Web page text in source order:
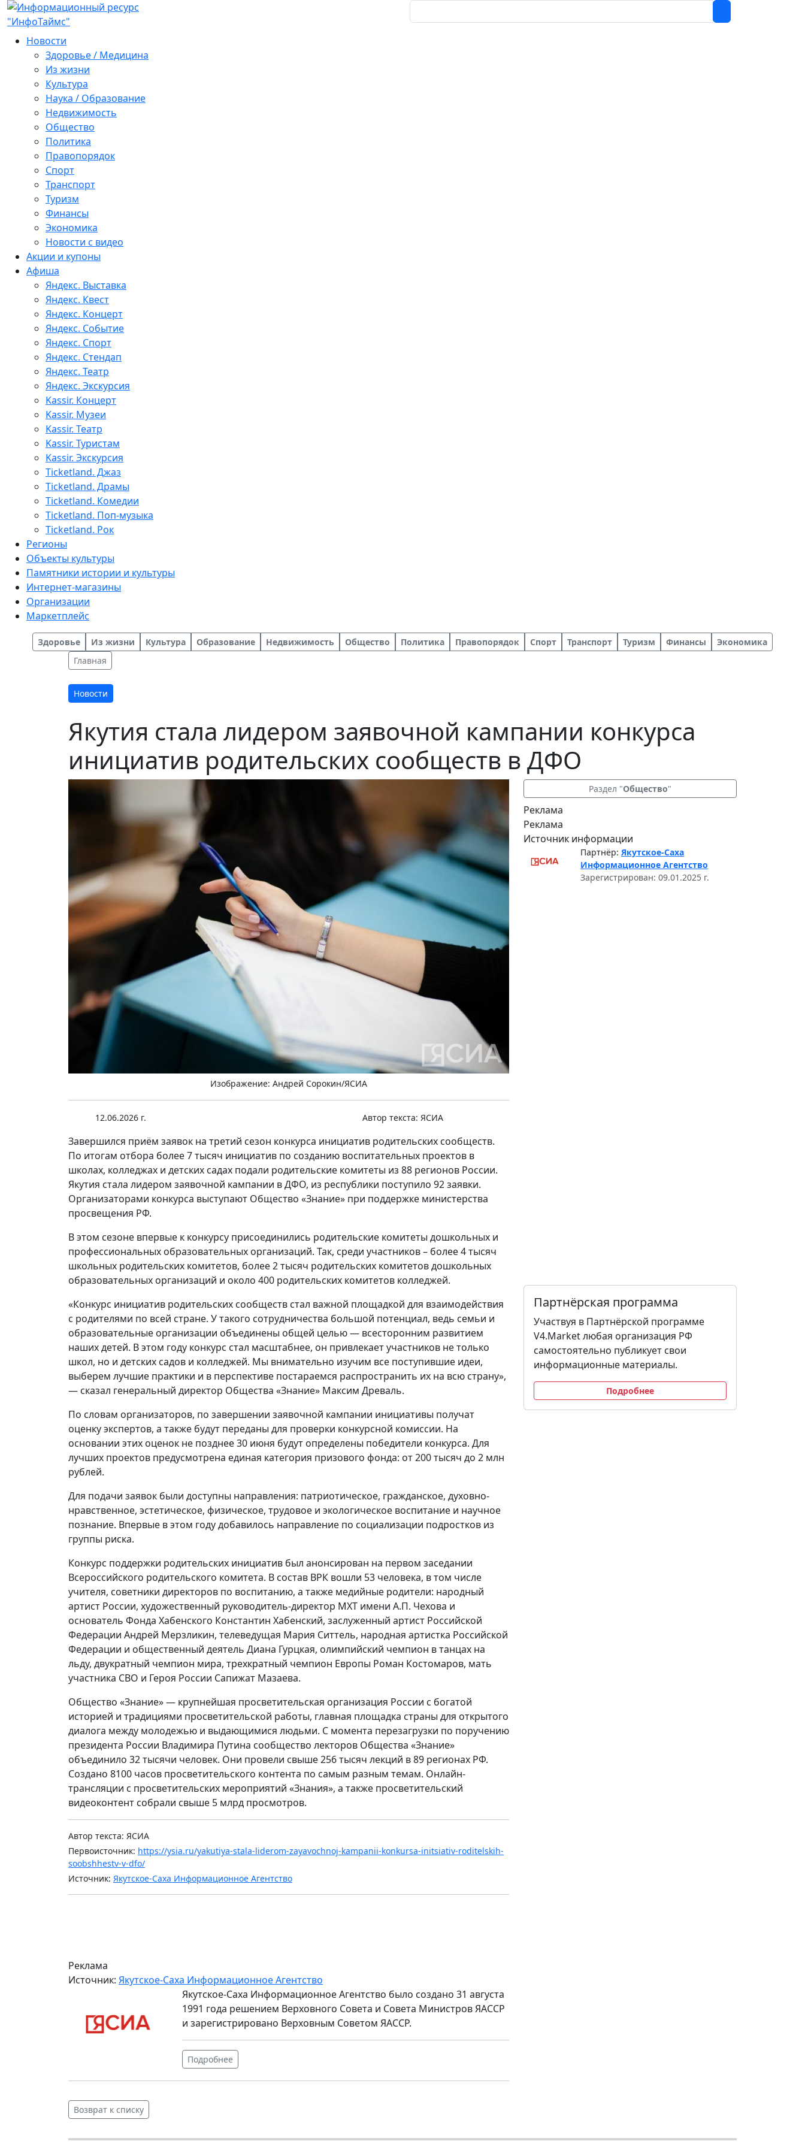
Новости
Здоровье / Медицина
Из жизни
Культура
Наука / Образование
Недвижимость
Общество
Политика
Правопорядок
Спорт
Транспорт
Туризм
Финансы
Экономика
Новости с видео
Акции и купоны
Афиша
Яндекс. Выставка
Яндекс. Квест
Яндекс. Концерт
Яндекс. Событие
Яндекс. Спорт
Яндекс. Стендап
Яндекс. Театр
Яндекс. Экскурсия
Kassir. Концерт
Kassir. Музеи
Kassir. Театр
Kassir. Туристам
Kassir. Экскурсия
Ticketland. Джаз
Ticketland. Драмы
Ticketland. Комедии
Ticketland. Поп-музыка
Ticketland. Рок
Регионы
Объекты культуры
Памятники истории и культуры
Интернет-магазины
Организации
Маркетплейс
Здоровье Из жизни Культура Образование Недвижимость Общество Политика Правопорядок Спорт Транспорт Туризм Финансы
Экономика
Главная
Новости
Якутия стала лидером заявочной кампании конкурса
инициатив родительских сообществ в ДФО
Изображение: Андрей Сорокин/ЯСИА
12.06.2026 г. Автор текста: ЯСИА
Завершился приём заявок на третий сезон конкурса инициатив родительских сообществ.
По итогам отбора более 7 тысяч инициатив по созданию воспитательных проектов в
школах, колледжах и детских садах подали родительские комитеты из 88 регионов России.
Якутия стала лидером заявочной кампании в ДФО, из республики поступило 92 заявки.
Организаторами конкурса выступают Общество «Знание» при поддержке министерства
просвещения РФ.
В этом сезоне впервые к конкурсу присоединились родительские комитеты дошкольных и
профессиональных образовательных организаций. Так, среди участников – более 4 тысяч
школьных родительских комитетов, более 2 тысяч родительских комитетов дошкольных
образовательных организаций и около 400 родительских комитетов колледжей.
«Конкурс инициатив родительских сообществ стал важной площадкой для взаимодействия
с родителями по всей стране. У такого сотрудничества большой потенциал, ведь семьи и
образовательные организации объединены общей целью — всесторонним развитием
наших детей. В этом году конкурс стал масштабнее, он привлекает участников не только
школ, но и детских садов и колледжей. Мы внимательно изучим все поступившие идеи,
выберем лучшие практики и в перспективе постараемся распространить их на всю страну»,
— сказал генеральный директор Общества «Знание» Максим Древаль.
По словам организаторов, по завершении заявочной кампании инициативы получат
оценку экспертов, а также будут переданы для проверки конкурсной комиссии. На
основании этих оценок не позднее 30 июня будут определены победители конкурса. Для
лучших проектов предусмотрена единая категория призового фонда: от 200 тысяч до 2 млн
рублей.
Для подачи заявок были доступны направления: патриотическое, гражданское, духовно-
нравственное, эстетическое, физическое, трудовое и экологическое воспитание и научное
познание. Впервые в этом году добавилось направление по социализации подростков из
группы риска.
Конкурс поддержки родительских инициатив был анонсирован на первом заседании
Всероссийского родительского комитета. В состав ВРК вошли 53 человека, в том числе
учителя, советники директоров по воспитанию, а также медийные родители: народный
артист России, художественный руководитель-директор МХТ имени А.П. Чехова и
основатель Фонда Хабенского Константин Хабенский, заслуженный артист Российской
Федерации Андрей Мерзликин, телеведущая Мария Ситтель, народная артистка Российской
Федерации и общественный деятель Диана Гурцкая, олимпийский чемпион в танцах на
льду, двукратный чемпион мира, трехкратный чемпион Европы Роман Костомаров, мать
участника СВО и Героя России Сапижат Мазаева.
Общество «Знание» — крупнейшая просветительская организация России с богатой
историей и традициями просветительской работы, главная площадка страны для открытого
диалога между молодежью и выдающимися людьми. С момента перезагрузки по поручению
президента России Владимира Путина сообщество лекторов Общества «Знание»
объединило 32 тысячи человек. Они провели свыше 256 тысяч лекций в 89 регионах РФ.
Создано 8100 часов просветительского контента по самым разным темам. Онлайн-
трансляции с просветительских мероприятий «Знания», а также просветительский
видеоконтент собрали свыше 5 млрд просмотров.
Автор текста: ЯСИА
Первоисточник: https://ysia.ru/yakutiya-stala-liderom-zayavochnoj-kampanii-konkursa-initsiativ-roditelskih-
soobshhestv-v-dfo/
Источник: Якутское-Саха Информационное Агентство
Реклама
Источник: Якутское-Саха Информационное Агентство
Якутское-Саха Информационное Агентство было создано 31 августа
1991 года решением Верховного Совета и Совета Министров ЯАССР
и зарегистрировано Верховным Советом ЯАССР.
Подробнее
Раздел "Общество"
Реклама
Реклама
Источник информации
Партнёр: Якутское-Саха
Информационное Агентство
Зарегистрирован: 09.01.2025 г.
Партнёрская программа
Участвуя в Партнёрской программе
V4.Market любая организация РФ
самостоятельно публикует свои
информационные материалы.
Подробнее
Возврат к списку